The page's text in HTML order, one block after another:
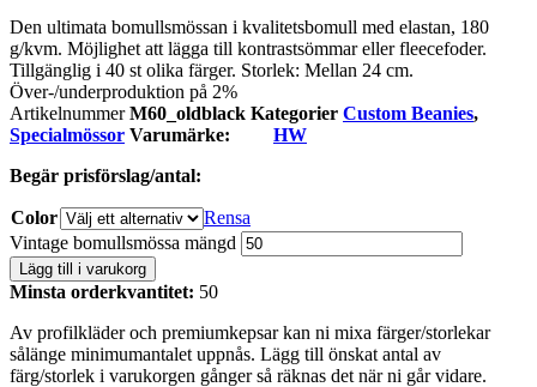
Den ultimata bomullsmössan i kvalitetsbomull med elastan, 180
g/kvm. Möjlighet att lägga till kontrastsömmar eller fleecefoder.
Tillgänglig i 40 st olika färger. Storlek: Mellan 24 cm.
Över-/underproduktion på 2%
ArtikelnummerM60_oldblack Kategorier Custom Beanies,
Specialmössor Varumärke:
HW
Begär prisförslag/antal:
Color
Rensa
Vintage bomullsmössa mängd
Lägg till i varukorg
Minsta orderkvantitet: 50
Av profilkläder och premiumkepsar kan ni mixa färger/storlekar
sålänge minimumantalet uppnås. Lägg till önskat antal av
färg/storlek i varukorgen gånger så räknas det när ni går vidare.